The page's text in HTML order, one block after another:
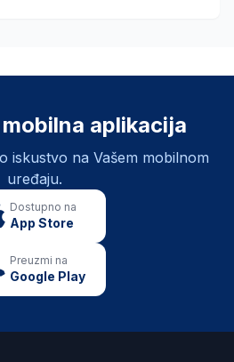
aplikacija
iskustvo na Vašem mobilnom
uređaju.
Dostupno na
App Store
Preuzmi na
Google Play